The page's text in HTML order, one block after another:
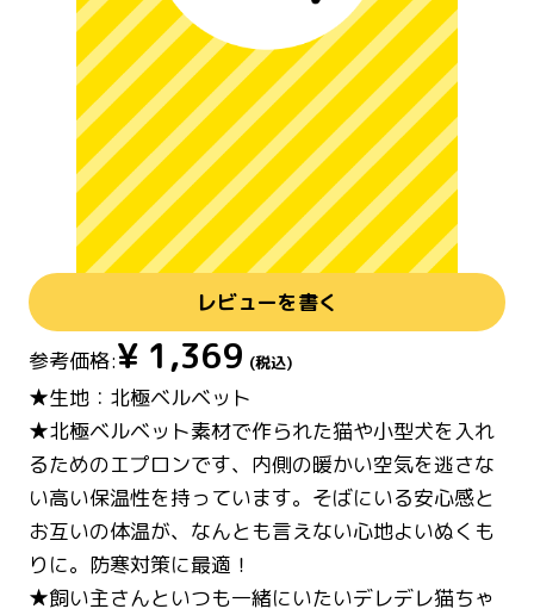
レビューを書く
参考価格:¥ 1,369 (税込)
★生地：北極ベルベット
★北極ベルベット素材で作られた猫や小型犬を入れ
るためのエプロンです、内側の暖かい空気を逃さな
い高い保温性を持っています。そばにいる安心感と
お互いの体温が、なんとも言えない心地よいぬくも
りに。防寒対策に最適！
★飼い主さんといつも一緒にいたいデレデレ猫ちゃ